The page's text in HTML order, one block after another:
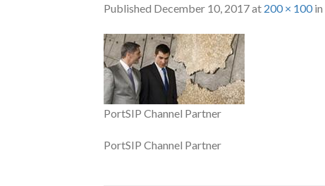
Published December 10, 2017at 200 × 100in
PortSIP Channel Partner
PortSIP Channel Partner